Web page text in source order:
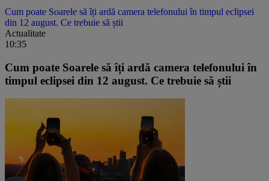
Cum poate Soarele să îți ardă camera telefonului în timpul eclipsei
din 12 august. Ce trebuie să știi
Actualitate
10:35
Cum poate Soarele să îți ardă camera telefonului în
timpul eclipsei din 12 august. Ce trebuie să știi